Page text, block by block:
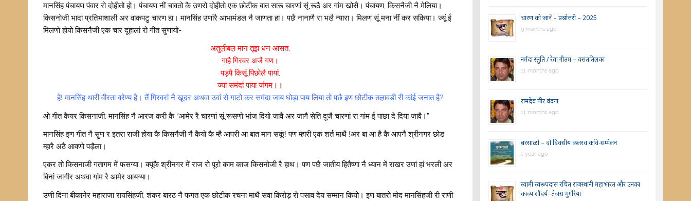
मानसिंह पंचायण पंवार रो दोहीतो हो। पंचायण नीं चावतो कै उणरो दोहीतो एक छोटीक बात सारू चारणां सूं रूठै अर गांम खोसै। पंचायण, किसनैजी नै मेलिया।
किसनोजी भादा प्रतिभाशाली अर वाकपटु चारण हा। मानसिंह उणांरै आभामंडल़ नै जाणता हा। पछै नानाणै रा भल़ै न्यारा। मिलण सूं मना नीं कर सकिया। ज्यूं ई
मिलणो होयो किसनैजी एक चार दूहालां रो गीत सुणायो-
अतुल़ीबल़ मान तूझ धन आसत,
गाहै गिरवर अजै गण।
पड़पै किसूं पिछोलै पायां,
ज्यां समंदां पाया जंगम।।
हे! मानसिंह थारी वीरता वरेण्य है। तैं गिरवरां नै खू़दर अथवा उवां रो गाटो कर समंदा जाय घोड़ा पाय लिया तो पछै इण छोटीक तल़ावडी री कांई जनात है?
ओ गीत कैयर किसनाजी, मानसिंह नै आरज करी कै “आमेर रै चारणां सूं रूसणो भांज दियो जावै अर जागै सेति दूजै चारणां रा गांम ई पाछा दे दिया जावै।”
मानसिंह इण गीत नै सुण र इतरा राजी होया कै किसनैजी नै कैयो कै म्है आपरी आ बात मान सकूं! पण म्हारी एक शर्त माथै !अर बा आ है कै आपनै श्रीनगर छोड
म्हारै अठै आवणो पड़ैला।
एकर तो किसनाजी गतागम में फसग्या। क्यूंकै श्रीनगर में राज रो पूरो काम काज किसनोजी रै हाथ। पण पछै जातीय हितैष्णा नै ध्यान में राखर उणां हां भरली अर
बिनां जागीर अथवा गांम रै आमेर आयग्या।
उणी दिनां बीकानेर महाराजा रायसिंहजी, शंकर बारठ नै फगत एक छोटीक रचना माथै सवा किरोड़ रो पसाव देय सम्मान कियो। इण बातरो मोद मानसिंहजी री राणी
चारण को जानें – प्रश्नोत्तरी – 2025
9 months ago
नर्मदा स्तुति / रेवा गीतम – वसंततिलका
11 months ago
रामदेव पीर वंदना
11 months ago
बरसाळो – दो दिवसीय कलरव कवि-सम्मेलन
1 year ago
स्वामी स्वरूपदास रचित राजस्थानी महाभारत और उनका
काव्य सौंदर्य–तेजस मुंगेरिया